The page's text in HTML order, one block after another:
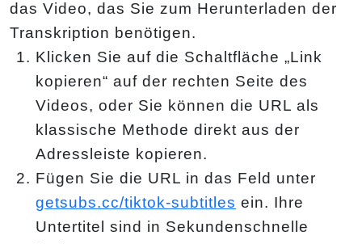
das Video, das Sie zum Herunterladen der
Transkription benötigen.
Klicken Sie auf die Schaltfläche „Link
kopieren“ auf der rechten Seite des
Videos, oder Sie können die URL als
klassische Methode direkt aus der
Adressleiste kopieren.
Fügen Sie die URL in das Feld unter
getsubs.cc/tiktok-subtitles ein. Ihre
Untertitel sind in Sekundenschnelle